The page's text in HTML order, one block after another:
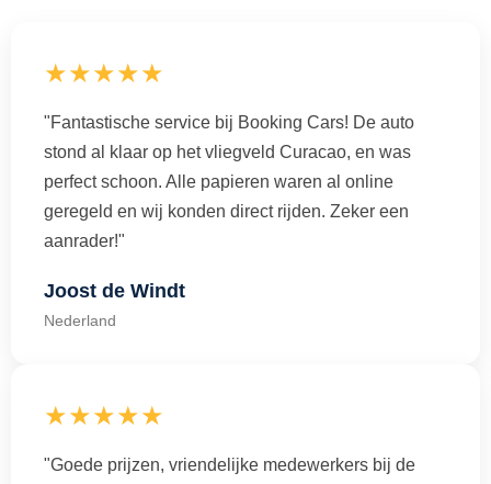
★★★★★
"Fantastische service bij Booking Cars! De auto
stond al klaar op het vliegveld Curacao, en was
perfect schoon. Alle papieren waren al online
geregeld en wij konden direct rijden. Zeker een
aanrader!"
Joost de Windt
Nederland
★★★★★
"Goede prijzen, vriendelijke medewerkers bij de